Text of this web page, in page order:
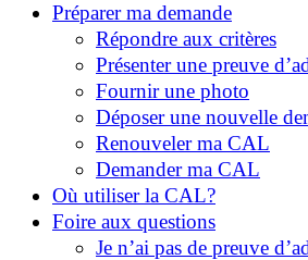
Préparer ma demande
Répondre aux critères
Présenter une preuve
Fournir une photo
Déposer une nouvelle
Renouveler ma CAL
Demander ma CAL
Où utiliser la CAL?
Foire aux questions
Je n’ai pas de preuve